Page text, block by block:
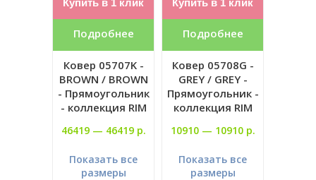
Купить в 1 клик
Подробнее
Ковер 05707K -
BROWN / BROWN
- Прямоугольник
- коллекция RIM
46419 — 46419 р.
Показать все
размеры
Купить в 1 клик
Подробнее
Ковер 05708G -
GREY / GREY -
Прямоугольник -
коллекция RIM
10910 — 10910 р.
Показать все
размеры